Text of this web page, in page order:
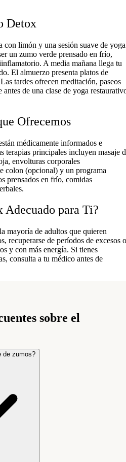
Detox
con limón y una sesión suave de yoga
un zumo verde prensado en frío,
A media mañana llega tu
El almuerzo presenta platos de
tardes ofrecen meditación, paseos
de una clase de yoga
Ofrecemos
médicamente informados e
terapias principales incluyen masaje
envolturas corporales
colon (opcional) y un programa
prensados en frío, comidas
Adecuado para Ti?
mayoría de adultos que quieren
recuperarse de períodos de excesos o
y con más energía. Si tienes
consulta a tu médico antes de
sobre el
de zumos?